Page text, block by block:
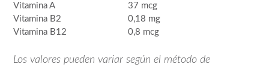
Vitamina A
37 mcg
Vitamina B2
0,18 mg
Vitamina B12
0,8 mcg
Los valores pueden variar según el método de